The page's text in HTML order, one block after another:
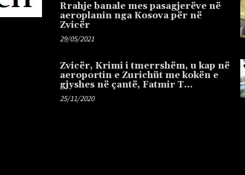
Rrahje banale mes pasagjerëve në
aeroplanin nga Kosova për në
Zvicër
29/05/2021
Zvicër, Krimi i tmerrshëm, u kap në
aeroportin e Zurichüt me kokën e
gjyshes në çantë, Fatmir T…
25/11/2020